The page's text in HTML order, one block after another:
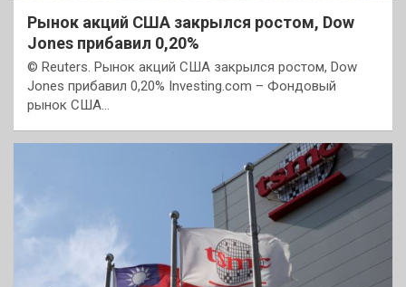
Рынок акций США закрылся ростом, Dow
Jones прибавил 0,20%
© Reuters. Рынок акций США закрылся ростом, Dow
Jones прибавил 0,20% Investing.com – Фондовый
рынок США…